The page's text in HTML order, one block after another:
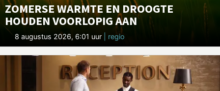
ZOMERSE WARMTE EN DROOGTE
HOUDEN VOORLOPIG AAN
8 augustus 2026, 6:01 uur | regio